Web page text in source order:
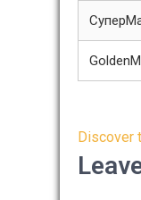
Post
Discover